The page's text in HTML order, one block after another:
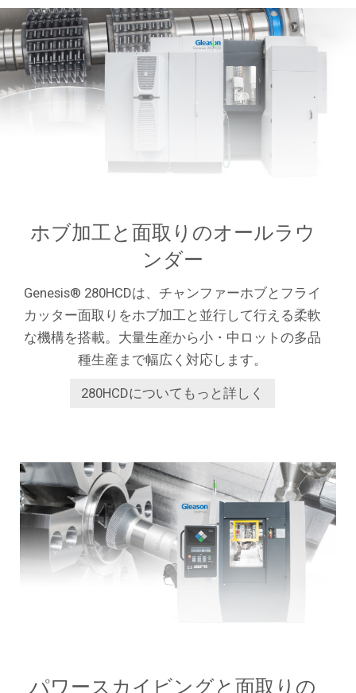
ホブ加工と面取りのオールラウ
ンダー
Genesis® 280HCDは、チャンファーホブとフライ
カッター面取りをホブ加工と並行して行える柔軟
な機構を搭載。大量生産から小・中ロットの多品
種生産まで幅広く対応します。
280HCDについてもっと詳しく
パワースカイビングと面取りの